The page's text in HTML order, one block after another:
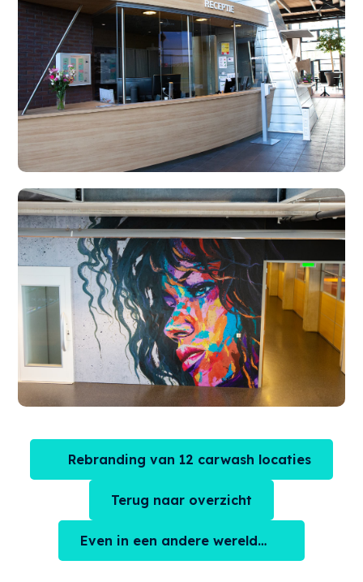
Rebranding van 12 carwash locaties
Terug naar overzicht
Even in een andere wereld…